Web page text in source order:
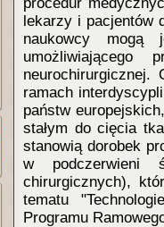
lekarzy i pacjentów
naukowcy mogą
umożliwiającego
neurochirurgicznej.
ramach
państw
stałym do cięcia
stanowią dorobek
w podczerwieni
chirurgicznych),
tematu
Programu